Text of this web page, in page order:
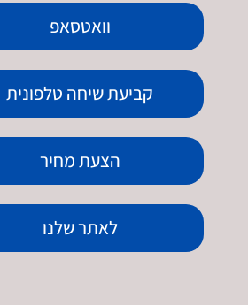
וואטסאפ
קביעת שיחה טלפונית
הצעת מחיר
לאתר שלנו